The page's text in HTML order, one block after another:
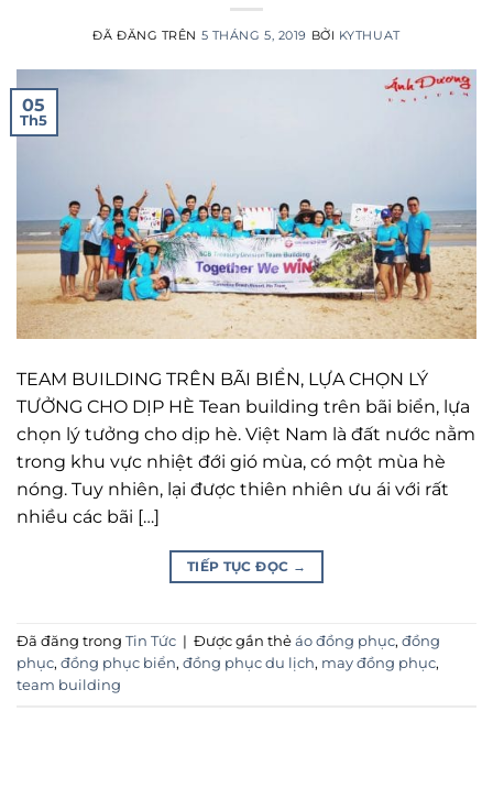
ĐÃ ĐĂNG TRÊN 5 THÁNG 5, 2019 BỞI KYTHUAT
05
Th5
TEAM BUILDING TRÊN BÃI BIỂN, LỰA CHỌN LÝ
TƯỞNG CHO DỊP HÈ Tean building trên bãi biển, lựa
chọn lý tưởng cho dịp hè. Việt Nam là đất nước nằm
trong khu vực nhiệt đới gió mùa, có một mùa hè
nóng. Tuy nhiên, lại được thiên nhiên ưu ái với rất
nhiều các bãi […]
TIẾP TỤC ĐỌC →
Đã đăng trong Tin Tức | Được gắn thẻ áo đồng phục, đồng
phục, đồng phục biển, đồng phục du lịch, may đồng phục,
team building